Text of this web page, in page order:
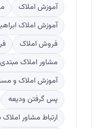
آموزش املاک
آموزش املاک
فروش املاک
مشاور املاک مبتدی
آموزش املاک و
پس گرفتن ودیعه
ارتباط مشاور